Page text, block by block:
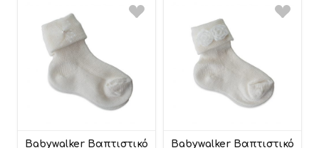
Babywalker Βαπτιστικό
Babywalker Βαπτιστικό